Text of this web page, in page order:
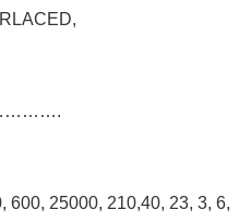
25000, 210,40, 23, 3, 6,